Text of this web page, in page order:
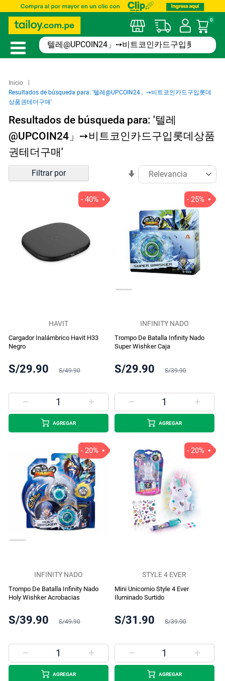
Mi
0
Inicio
Resultados de búsqueda para: '텔레@UPCOIN24」➙비트코인카드구입롯데
상품권테더구매'
Resultados de búsqueda para: '텔레
@UPCOIN24」➙비트코인카드구입롯데상품
권테더구매'
Ordenar
por
sentido
HAVIT
Cargador Inalámbrico Havit H33
Negro
S/29.90 S/49.90
- 40%
AGREGAR
INFINITY NADO
Trompo De Batalla Infinity Nado
Super Wishker Caja
S/29.90 S/39.90
- 25%
AGREGAR
INFINITY NADO
Trompo De Batalla Infinity Nado
Holy Wishker Acrobacias
S/39.90 S/49.90
- 20%
AGREGAR
STYLE 4 EVER
Mini Unicornio Style 4 Ever
Iluminado Surtido
S/31.90 S/39.90
- 20%
AGREGAR
Filtrar por